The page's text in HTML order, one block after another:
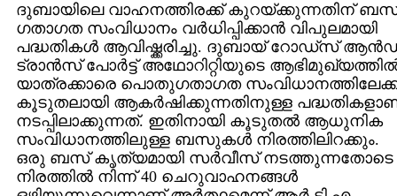
ദുബായിലെ വാഹനത്തിരക്ക് കുറയ്ക്കുന്നതിന്
ഗതാഗത സംവിധാനം വര്‍ധിപ്പിക്കാന്‍ വിപുലമായി
പദ്ധതികള്‍ ആവിഷ്ക്കരിച്ചു. ദുബായ് റോഡ്സ്
ട്രാന്‍സ് പോര്‍ട്ട് അഥോറിറ്റിയുടെ
യാത്രക്കാരെ പൊതുഗതാഗത
കൂടുതലായി ആകര്‍ഷിക്കുന്നതിനുള്ള
നടപ്പിലാക്കുന്നത്. ഇതിനായി കൂടുതല്‍ ആധുനിക
സംവിധാനത്തിലുള്ള ബസുകള്‍ നിരത്തിലിറക്കും.
ഒരു ബസ് കൃത്യമായി സര്‍വീസ് നടത്തുന്നതോടെ
നിരത്തില്‍ നിന്ന് 40 ചെറുവാഹനങ്ങള്‍